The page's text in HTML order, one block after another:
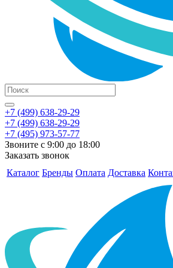
+7 (499) 638-29-29
+7 (499) 638-29-29
+7 (495) 973-57-77
Звоните с 9:00 до 18:00
Заказать звонок
Каталог Бренды Оплата Доставка